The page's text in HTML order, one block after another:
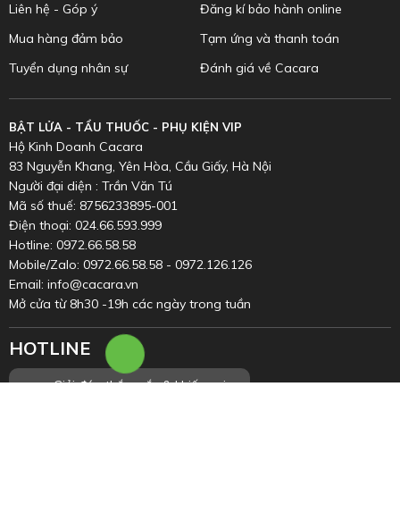
Liên hệ - Góp ý
Mua hàng đảm bảo
Tuyển dụng nhân sự
Đăng kí bảo hành online
Tạm ứng và thanh toán
Đánh giá về Cacara
BẬT LỬA - TẨU THUỐC - PHỤ KIỆN VIP
Hộ Kinh Doanh Cacara
83 Nguyễn Khang, Yên Hòa, Cầu Giấy, Hà Nội
Người đại diện : Trần Văn Tú
Mã số thuế: 8756233895-001
Điện thoại: 024.66.593.999
Hotline: 0972.66.58.58
Mobile/Zalo: 0972.66.58.58 - 0972.126.126
Email: info@cacara.vn
Mở cửa từ 8h30 -19h các ngày trong tuần
HOTLINE
Giải đáp thắc mắc & khiếu nại
Inbox
Chat
0972.66.58.58